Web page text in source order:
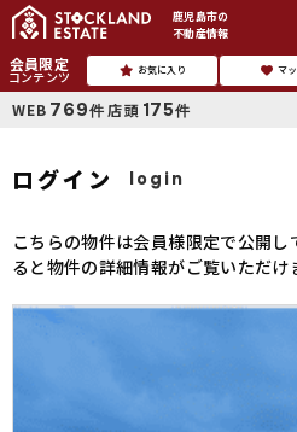
鹿児島市の
不動産情報
会員限定
コンテンツ お気に入り マ
WEB 769件 店頭 175件
ログイン login
こちらの物件は会員様限定で公開
ると物件の詳細情報がご覧いただけ